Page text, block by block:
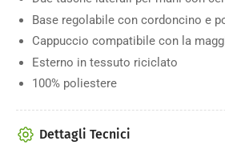
Carica
nella
galleria
Base regolabile con cordoncino e
Cappuccio compatibile con la
Esterno in tessuto riciclato
100% poliestere
Dettagli Tecnici